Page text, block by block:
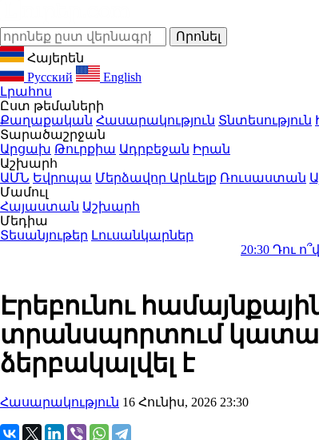
Հայերեն
Русский
English
Լրահոս
Ըստ թեմաների
Քաղաքական Հասարակություն Տնտեսություն
Տարածաշրջան
Արցախ Թուրքիա Ադրբեջան Իրան
Աշխարհ
ԱՄՆ Եվրոպա Մերձավոր Արևելք Ռուսաստան
Մամուլ
Հայաստան Աշխարհ
Մեդիա
Տեսանյութեր Լուսանկարներ
Դու ո՞վ ես, որ
Էրեբունու
տրանսպորտում
ձերբակալվել է
Հասարակություն 16 Հունիս, 2026 23:30